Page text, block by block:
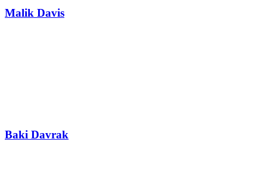
Malik Davis
Baki Davrak